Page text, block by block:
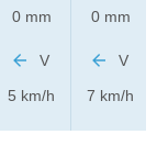
0 mm
V
5 km/h
0 mm
V
7 km/h